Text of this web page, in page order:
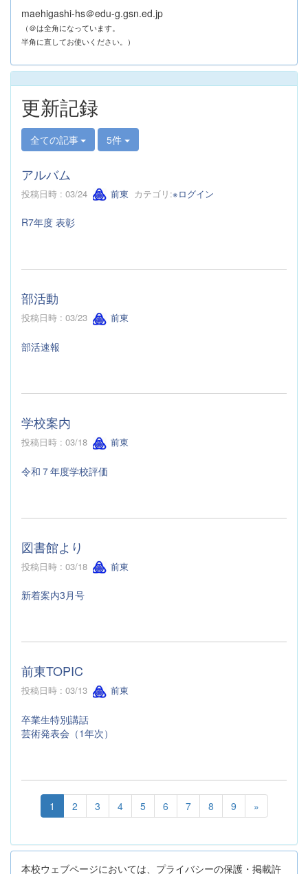
maehigashi-hs＠edu-g.gsn.ed.jp
（＠は全角になっています。
半角に直してお使いください。）
更新記録
全ての記事 5件
アルバム
投稿日時 : 03/24 前東 カテゴリ:※ログイン
R7年度 表彰
部活動
投稿日時 : 03/23 前東
部活速報
学校案内
投稿日時 : 03/18 前東
令和７年度学校評価
図書館より
投稿日時 : 03/18 前東
新着案内3月号
前東TOPIC
投稿日時 : 03/13 前東
卒業生特別講話
芸術発表会（1年次）
1 2 3 4 5 6 7 8 9 »
本校ウェブページにおいては、プライバシーの保護・掲載許